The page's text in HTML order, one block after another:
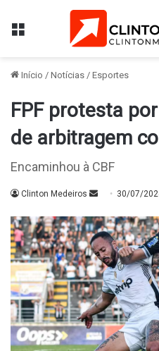
Menu
Início / Notícias / Esportes
FPF protesta
de arbitragem
Encaminhou à CBF
Clinton Medeiros
Mande
e-
mail
30/07/